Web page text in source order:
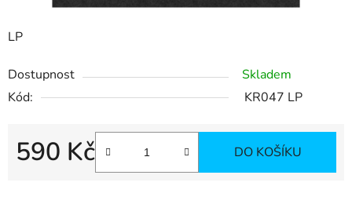
LP
Dostupnost
Skladem
Kód:
KR047 LP
590 Kč DO KOŠÍKU